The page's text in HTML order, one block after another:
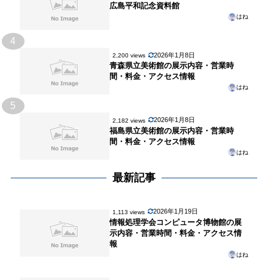
広島平和記念資料館
はね
4
2,200 views 2026年1月8日
青森県立美術館の展示内容・営業時
間・料金・アクセス情報
はね
5
2,182 views 2026年1月8日
福島県立美術館の展示内容・営業時
間・料金・アクセス情報
はね
最新記事
1,113 views 2026年1月19日
情報処理学会コンピュータ博物館の展
示内容・営業時間・料金・アクセス情
報
はね